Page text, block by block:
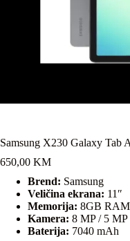
Samsung X230 Galaxy Tab
650,00 KM
Brend: Samsung
Veličina ekrana: 11″
Memorija: 8GB
Kamera: 8 MP / 5 MP
Baterija: 7040 mAh